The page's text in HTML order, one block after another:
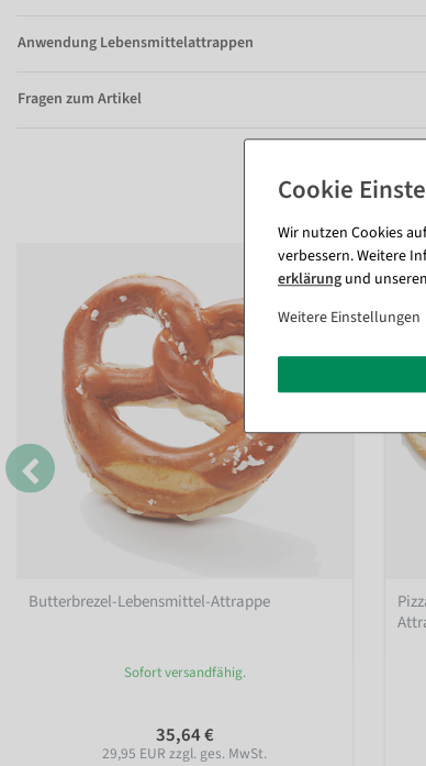
Anwendung Lebensmittelattrappen
Fragen zum Artikel
Butterbrezel-Lebensmittel-Attrappe
Sofort versandfähig.
35,64 €
29,95 EUR zzgl. ges. MwSt.
Wir nutzen Cookies
verbessern. Weitere
erklärung und
Weitere Einstellungen